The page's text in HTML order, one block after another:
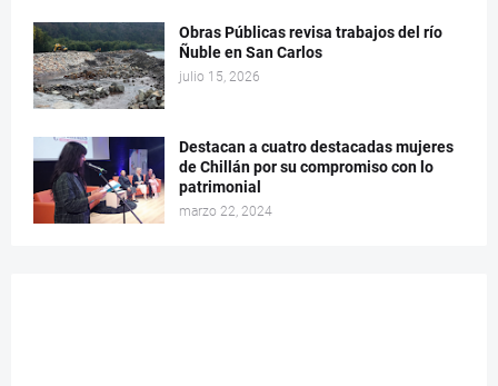
Obras Públicas revisa trabajos del río
Ñuble en San Carlos
julio 15, 2026
Destacan a cuatro destacadas mujeres
de Chillán por su compromiso con lo
patrimonial
marzo 22, 2024